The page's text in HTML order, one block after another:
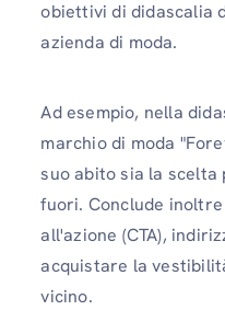
obiettivi di didascalia
azienda di moda.
Ad esempio, nella
marchio di moda
suo abito sia la
fuori. Conclude
all'azione (CTA),
acquistare la
vicino.